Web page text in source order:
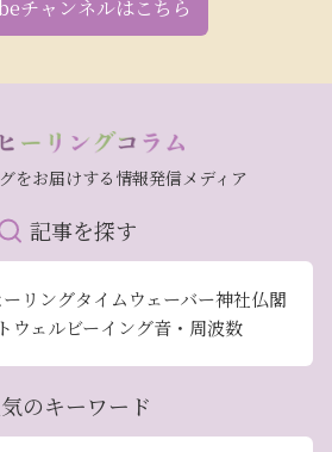
チャンネルはこちら
をお届けする情報発信メディア
記事を探す
ーリングタイムウェーバー神社仏閣
ウェルビーイング音・周波数
のキーワード